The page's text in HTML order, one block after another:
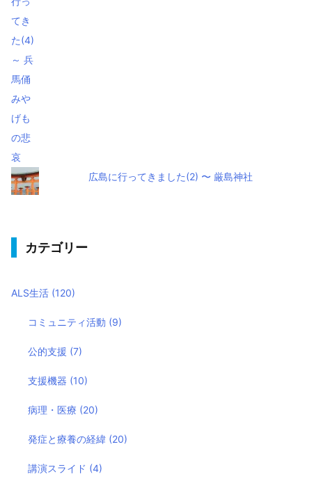
広島に行ってきました(2) 〜 厳島神社
カテゴリー
ALS生活 (120)
コミュニティ活動 (9)
公的支援 (7)
支援機器 (10)
病理・医療 (20)
発症と療養の経緯 (20)
講演スライド (4)